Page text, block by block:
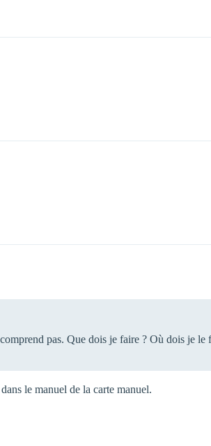
pas. Que dois je faire ? Où dois je
le manuel de la carte manuel.